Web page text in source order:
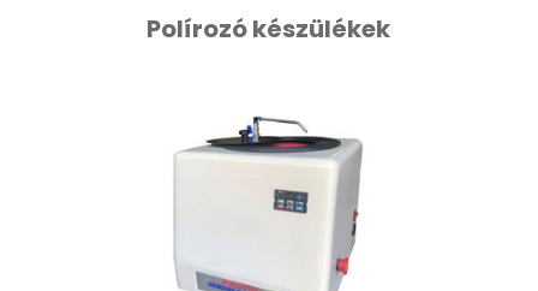
Polírozó készülékek